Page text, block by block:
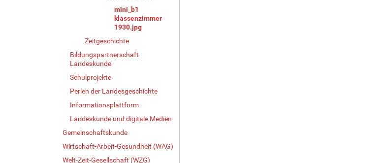
mini_b1
klassenzimmer
1930.jpg
Zeitgeschichte
Bildungspartnerschaft
Landeskunde
Schulprojekte
Perlen der Landesgeschichte
Informationsplattform
Landeskunde und digitale Medien
Gemeinschaftskunde
Wirtschaft-Arbeit-Gesundheit (WAG)
Welt-Zeit-Gesellschaft (WZG)